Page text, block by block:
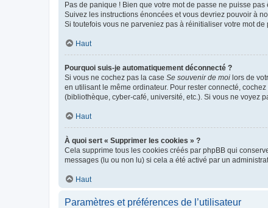
Pas de panique ! Bien que votre mot de passe ne puisse
Suivez les instructions énoncées et vous devriez pouvoir à
Si toutefois vous ne parveniez pas à réinitialiser votre mot
Haut
Pourquoi suis-je automatiquement déconnecté ?
Si vous ne cochez pas la case Se souvenir de moi lors de
en utilisant le même ordinateur. Pour rester connecté, cochez
(bibliothèque, cyber-café, université, etc.). Si vous ne voyez
Haut
À quoi sert « Supprimer les cookies » ?
Cela supprime tous les cookies créés par phpBB qui
messages (lu ou non lu) si cela a été activé par un
Haut
Paramètres et préférences de l’utilisateur